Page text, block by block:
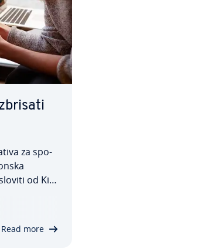
za spo­
od Kik
Read more